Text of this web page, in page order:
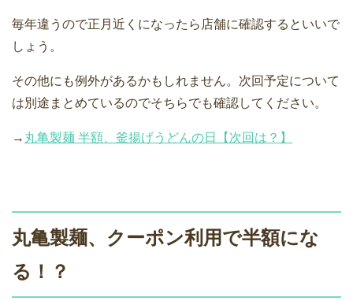
毎年違うので正月近くになったら店舗に確認するといいで
しょう。
その他にも例外があるかもしれません。次回予定について
は別途まとめているのでそちらでも確認してください。
→ 丸亀製麺 半額、釜揚げうどんの日【次回は？】
丸亀製麺、クーポン利用で半額にな
る！？